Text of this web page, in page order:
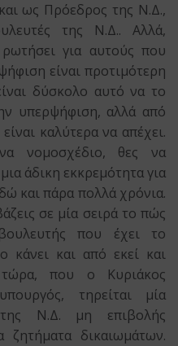
ως Πρόεδρος της Ν.Δ.,
της Ν.Δ.. Αλλά,
για αυτούς που
είναι προτιμότερη
δύσκολο αυτό να το
υπερψήφιση, αλλά από
καλύτερα να απέχει.
νομοσχέδιο, θες να
άδικη εκκρεμότητα για
και πάρα πολλά χρόνια.
σε μία σειρά το πώς
που έχει το
κάνει και από εκεί και
που ο Κυριάκος
τηρείται μία
Ν.Δ. μη επιβολής
ζητήματα δικαιωμάτων.